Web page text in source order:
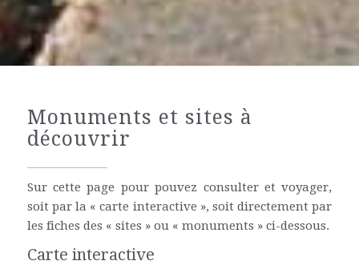
Monuments et sites à
découvrir
Sur cette page pour pouvez consulter et voyager,
soit par la « carte interactive », soit directement par
les fiches des « sites » ou « monuments » ci-dessous.
Carte interactive